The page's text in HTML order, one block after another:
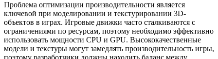
Проблема оптимизации производительности является
ключевой при моделировании и текстурировании 3D-
объектов в играх. Игровые движки часто сталкиваются с
ограничениями по ресурсам, поэтому необходимо эффективно
использовать мощности CPU и GPU. Высококачественные
модели и текстуры могут замедлять производительность игры,